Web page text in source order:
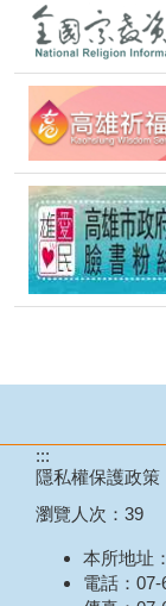
:::
隱私權保護政策
瀏覽人次： 39
本所地址
電話：07-